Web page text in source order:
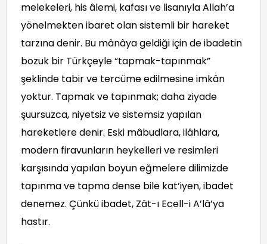
melekeleri, his âlemi, kafası ve lisanıyla Allah’a
yönelmekten ibaret olan sistemli bir hareket
tarzına denir. Bu mânâya geldiği için de ibadetin
bozuk bir Türkçeyle “tapmak-tapınmak”
şeklinde tabir ve tercüme edilmesine imkân
yoktur. Tapmak ve tapınmak; daha ziyade
şuursuzca, niyetsiz ve sistemsiz yapılan
hareketlere denir. Eski mâbudlara, ilâhlara,
modern firavunların heykelleri ve resimleri
karşısında yapılan boyun eğmelere dilimizde
tapınma ve tapma dense bile kat’iyen, ibadet
denemez. Çünkü ibadet, Zât-ı Ecell-i A’lâ’ya
hastır.